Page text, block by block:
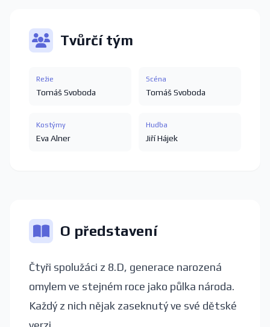
Tvůrčí tým
Režie
Tomáš Svoboda
Scéna
Tomáš Svoboda
Kostýmy
Eva Alner
Hudba
Jiří Hájek
O představení
Čtyři spolužáci z 8.D, generace narozená
omylem ve stejném roce jako půlka národa.
Každý z nich nějak zaseknutý ve své dětské